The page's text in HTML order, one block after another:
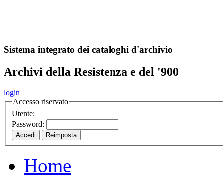
Sistema integrato dei cataloghi d'archivio
Archivi della Resistenza e del '900
login
Accesso riservato
Utente:
Password:
Home